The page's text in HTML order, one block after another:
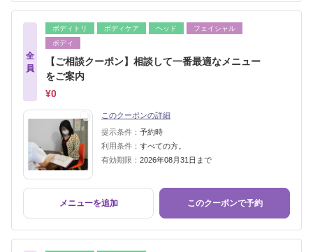
全
員
ボディトリ ボディケア ヘッド
フェイシャル
ボディ
【ご相談クーポン】相談して一番最適なメニュー
をご案内
¥0
このクーポンの詳細
提示条件： 予約時
利用条件： すべての方。
有効期限： 2026年08月31日まで
メニューを追加 このクーポンで予約